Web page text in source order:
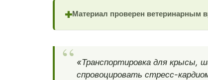
✚Материал проверен ветеринарным
«Транспортировка для крысы,
спровоцировать стресс-